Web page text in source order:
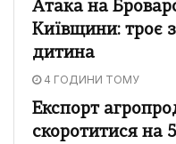
Атака на
Київщини: троє
дитина
4 ГОДИНИ ТОМУ
Експорт
скоротитися на